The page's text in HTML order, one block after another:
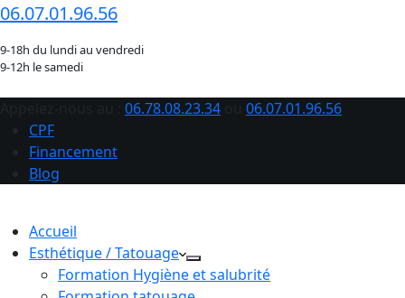
06.07.01.96.56
9-18h du lundi au vendredi
9-12h le samedi
06.78.08.23.34
06.07.01.96.56
CPF
Financement
Blog
Accueil
Esthétique / Tatouage
Formation Hygiène et salubrité